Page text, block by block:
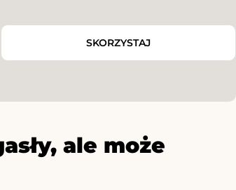
SKORZYSTAJ
ale może